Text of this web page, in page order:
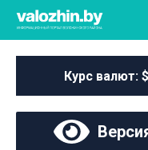
Курс валют: